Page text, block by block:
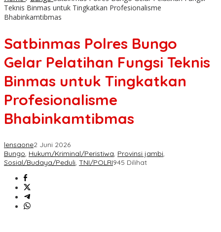
Teknis Binmas untuk Tingkatkan Profesionalisme
Bhabinkamtibmas
Satbinmas Polres Bungo
Gelar Pelatihan Fungsi Teknis
Binmas untuk Tingkatkan
Profesionalisme
Bhabinkamtibmas
lensaone2 Juni 2026
Bungo, Hukum/Kriminal/Peristiwa, Provinsi jambi,
Sosial/Budaya/Peduli, TNI/POLRI945 Dilihat